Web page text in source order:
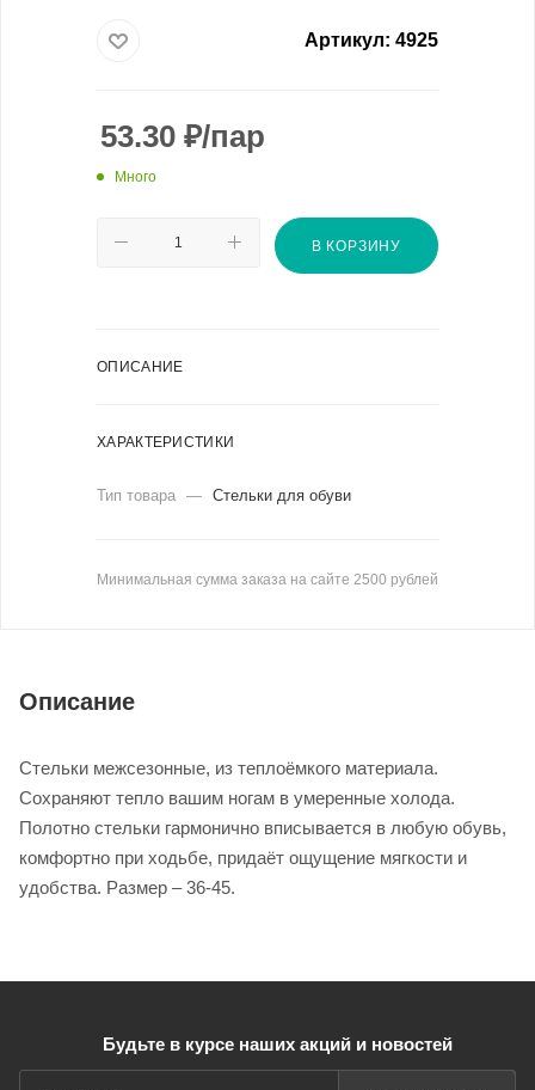
Артикул: 4925
53.30 ₽/пар
Много
В КОРЗИНУ
ОПИСАНИЕ
ХАРАКТЕРИСТИКИ
Тип товара — Стельки для обуви
Минимальная сумма заказа на сайте 2500 рублей
Описание
Стельки межсезонные, из теплоёмкого материала.
Сохраняют тепло вашим ногам в умеренные холода.
Полотно стельки гармонично вписывается в любую обувь,
комфортно при ходьбе, придаёт ощущение мягкости и
удобства. Размер – 36-45.
Будьте в курсе наших акций и новостей